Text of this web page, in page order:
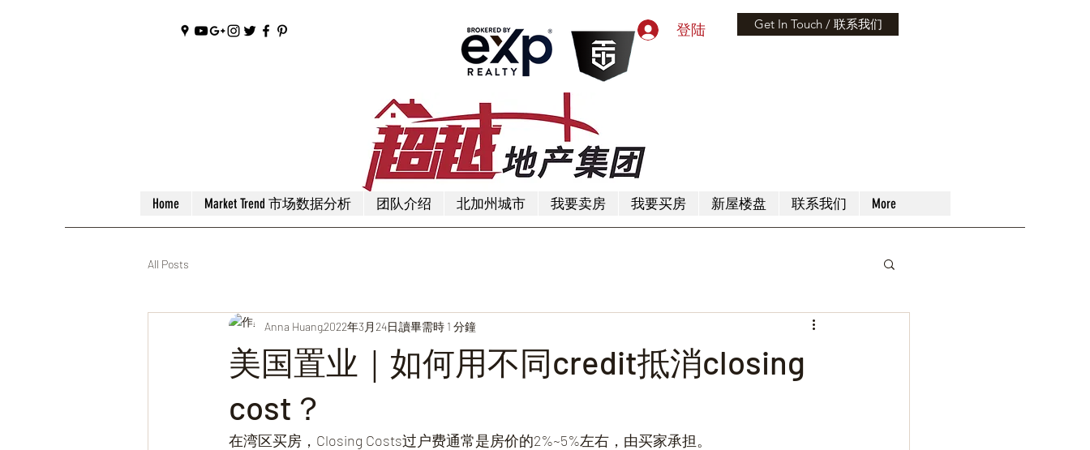
Get In Touch / 联系我们
登陆
Home Market Trend 市场数据分析 团队介绍 北加州城市 我要卖房 我要买房 新屋楼盘 联系我们 More
All Posts
美国置业｜如何用不同credit抵消closing
cost？
Anna Huang2022年3月24日讀畢需時 1 分鐘
在湾区买房，Closing Costs过户费通常是房价的2%~5%左右，由买家承担。